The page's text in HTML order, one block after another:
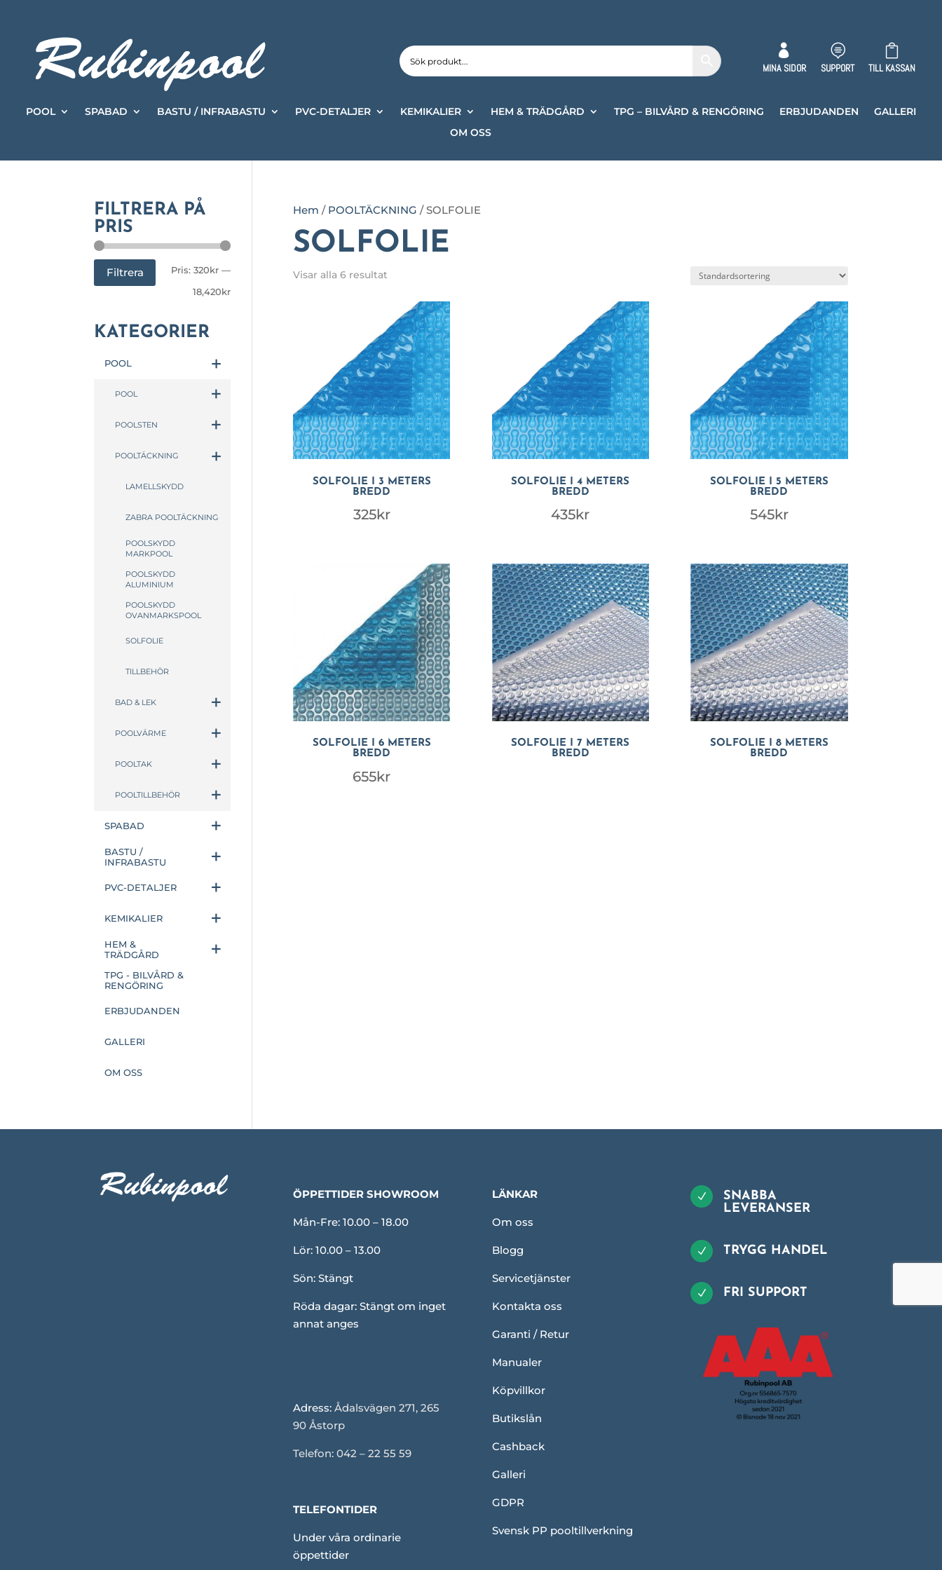

MINA SIDOR

SUPPORT

TILL KASSAN
POOL SPABAD BASTU / INFRABASTU PVC-DETALJER KEMIKALIER HEM & TRÄDGÅRD TPG – BILVÅRD & RENGÖRING ERBJUDANDEN
GALLERI
OM OSS
Hem / POOLTÄCKNING / SOLFOLIE
SOLFOLIE
Visar alla 6 resultat
SOLFOLIE I 3 METERS
BREDD
325kr
SOLFOLIE I 4 METERS
BREDD
435kr
SOLFOLIE I 5 METERS
BREDD
545kr
SOLFOLIE I 6 METERS
BREDD
655kr
SOLFOLIE I 7 METERS
BREDD
SOLFOLIE I 8 METERS
BREDD
FILTRERA PÅ
PRIS
Min
pris
Max
pris
Filtrera Pris: 320kr—
18,420kr
KATEGORIER
POOL
POOL
POOLSTEN
POOLTÄCKNING
LAMELLSKYDD
ZABRA POOLTÄCKNING
POOLSKYDD
MARKPOOL
POOLSKYDD
ALUMINIUM
POOLSKYDD
OVANMARKSPOOL
SOLFOLIE
TILLBEHÖR
BAD & LEK
POOLVÄRME
POOLTAK
POOLTILLBEHÖR
SPABAD
BASTU /
INFRABASTU
PVC-DETALJER
KEMIKALIER
HEM &
TRÄDGÅRD
TPG - BILVÅRD &
RENGÖRING
ERBJUDANDEN
GALLERI
OM OSS
ÖPPETTIDER SHOWROOM
Mån-Fre: 10.00 – 18.00
Lör: 10.00 – 13.00
Sön: Stängt
Röda dagar: Stängt om inget
annat anges
Adress: Ådalsvägen 271, 265
90 Åstorp
Telefon: 042 – 22 55 59
TELEFONTIDER
Under våra ordinarie
öppettider
LÄNKAR
Om oss
Blogg
Servicetjänster
Kontakta oss
Garanti / Retur
Manualer
Köpvillkor
Butikslån
Cashback
Galleri
GDPR
Svensk PP pooltillverkning
N
SNABBA
LEVERANSER
N TRYGG HANDEL
N FRI SUPPORT